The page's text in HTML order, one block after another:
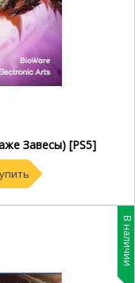
Завесы) [PS5]
В наличии